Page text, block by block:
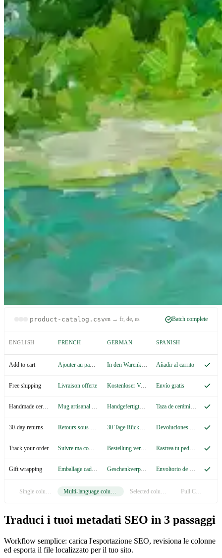
product-catalog.csven → fr, de, es Batch complete
ENGLISH FRENCH GERMAN SPANISH
Add to cart Añadir al carrito
Free shipping Livraison offerte Kostenloser Versand Envío gratis
Handmade ceramic mug
30-day returns
Track your order
Gift wrapping
Full CSV
Traduci i tuoi metadati SEO in 3 passaggi
Workflow semplice: carica l'esportazione SEO, revisiona le colonne
ed esporta il file localizzato per il tuo sito.